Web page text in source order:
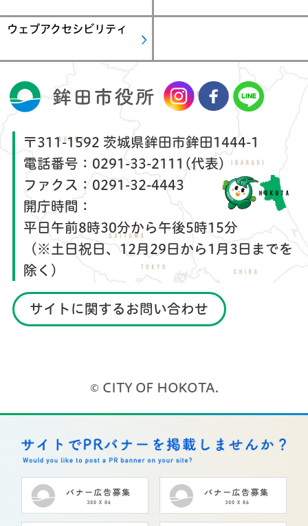
ウェブアクセシビリティ
〒311-1592 茨城県鉾田市鉾田1444-1
電話番号： 0291-33-2111(代表)
ファクス： 0291-32-4443
開庁時間：
平日午前8時30分から午後5時15分
（※土日祝日、12月29日から1月3日までを
除く）
サイトに関するお問い合わせ
© CITY OF HOKOTA.